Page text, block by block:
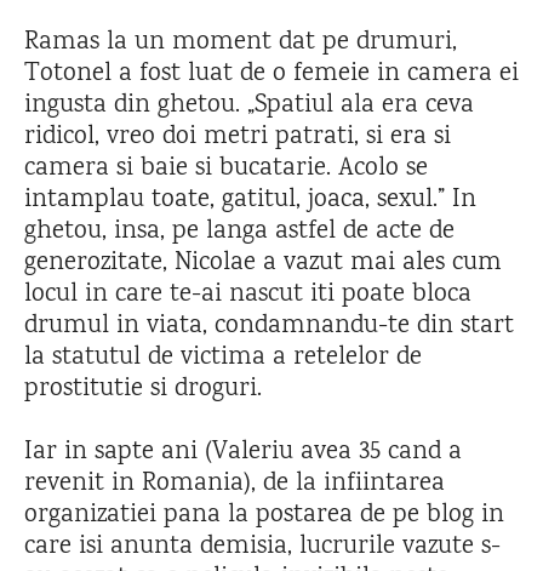
Ramas la un moment dat pe drumuri,
Totonel a fost luat de o femeie in camera ei
ingusta din ghetou. „Spatiul ala era ceva
ridicol, vreo doi metri patrati, si era si
camera si baie si bucatarie. Acolo se
intamplau toate, gatitul, joaca, sexul.” In
ghetou, insa, pe langa astfel de acte de
generozitate, Nicolae a vazut mai ales cum
locul in care te-ai nascut iti poate bloca
drumul in viata, condamnandu-te din start
la statutul de victima a retelelor de
prostitutie si droguri.
Iar in sapte ani (Valeriu avea 35 cand a
revenit in Romania), de la infiintarea
organizatiei pana la postarea de pe blog in
care isi anunta demisia, lucrurile vazute s-